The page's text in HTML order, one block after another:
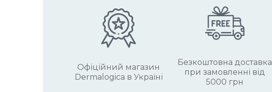
Офіційний магазин
Dermalogica в Україні
Безкоштовна доставка
при замовленні від
5000 грн